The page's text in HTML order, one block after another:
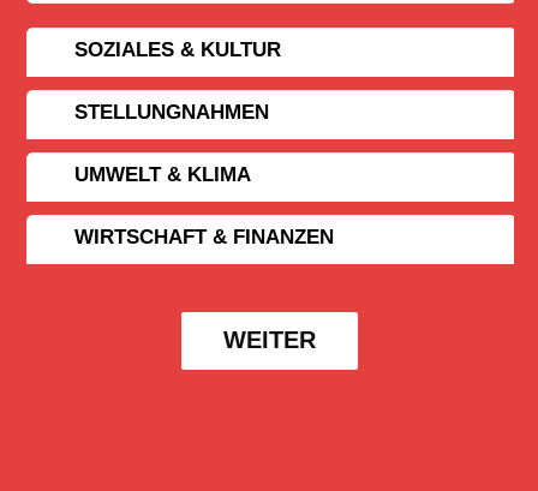
SOZIALES & KULTUR
STELLUNGNAHMEN
UMWELT & KLIMA
WIRTSCHAFT & FINANZEN
WEITER